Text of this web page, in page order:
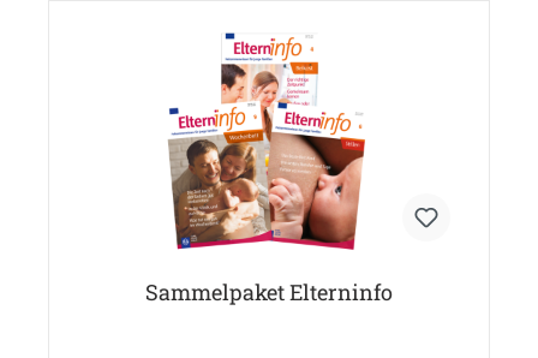
Sammelpaket Elterninfo